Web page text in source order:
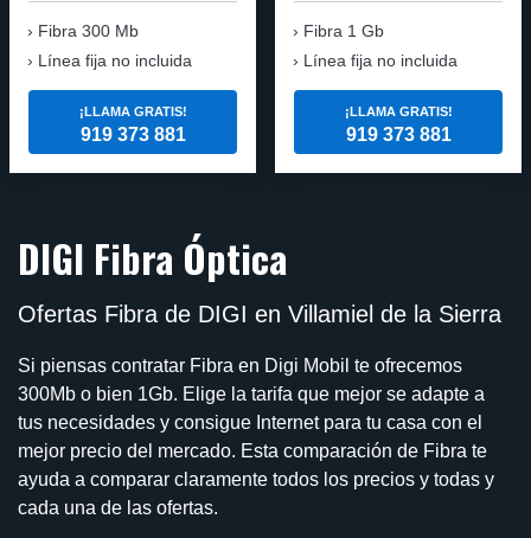
Fibra 300 Mb
Línea fija no incluida
¡LLAMA GRATIS!
919 373 881
Fibra 1 Gb
Línea fija no incluida
¡LLAMA GRATIS!
919 373 881
DIGI Fibra Óptica
Ofertas Fibra de DIGI en Villamiel de la Sierra
Si piensas contratar Fibra en Digi Mobil te ofrecemos
300Mb o bien 1Gb. Elige la tarifa que mejor se adapte a
tus necesidades y consigue Internet para tu casa con el
mejor precio del mercado. Esta comparación de Fibra te
ayuda a comparar claramente todos los precios y todas y
cada una de las ofertas.